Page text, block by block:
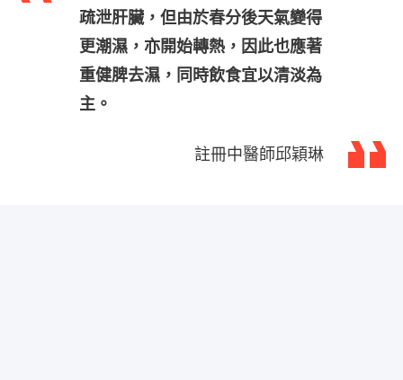
疏泄肝臟，但由於春分後天氣變得
更潮濕，亦開始轉熱，因此也應著
重健脾去濕，同時飲食宜以清淡為
主。
註冊中醫師邱穎琳